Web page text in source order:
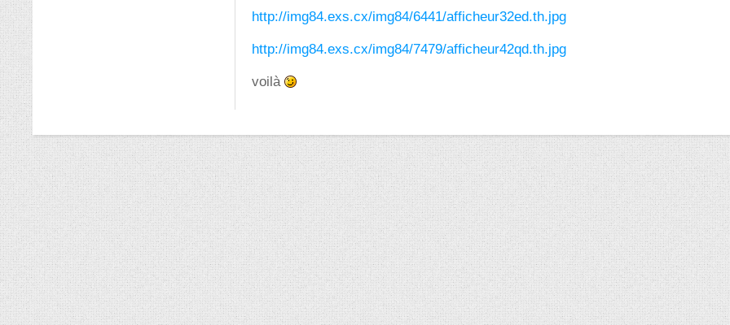
http://img84.exs.cx/img84/6441/afficheur32ed.th.jpg
http://img84.exs.cx/img84/7479/afficheur42qd.th.jpg
voilà